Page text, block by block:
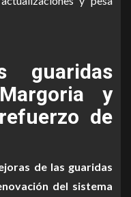
guaridas
y
de
de las guaridas
del sistema